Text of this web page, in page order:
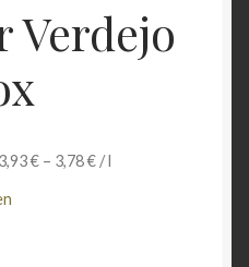
Verdejo
3,93€ – 3,78€/l